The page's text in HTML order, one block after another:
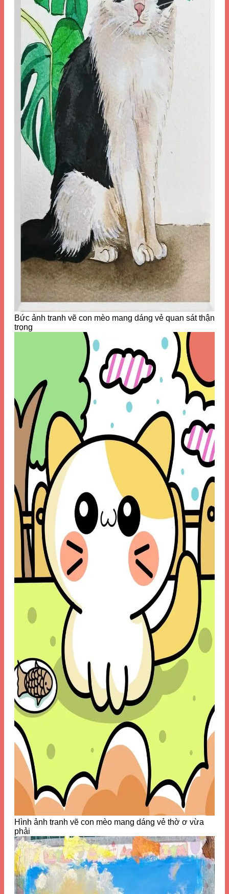
Bức ảnh tranh vẽ con mèo mang dáng vẻ quan sát thận
trọng
Hình ảnh tranh vẽ con mèo mang dáng vẻ thờ ơ vừa
phải